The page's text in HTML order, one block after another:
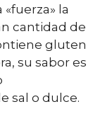
la
cantidad de
gluten
su sabor es
sal o dulce.